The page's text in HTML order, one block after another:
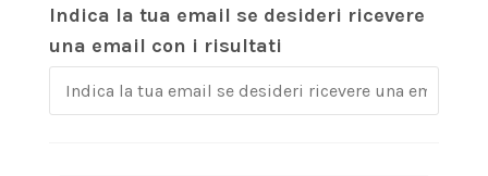
Indica la tua email se desideri ricevere
una email con i risultati